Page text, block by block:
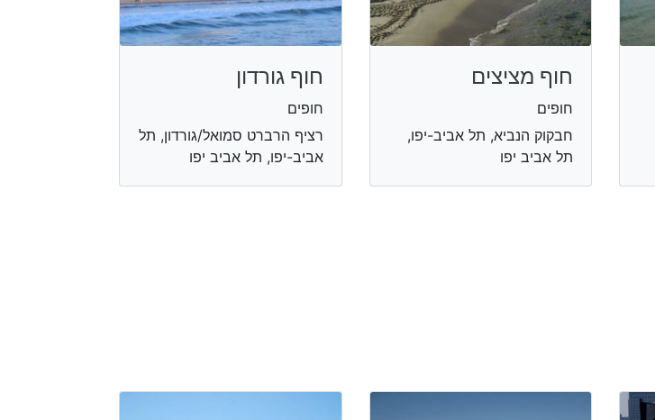
חוף מציצים
חופים
חבקוק הנביא, תל אביב-יפו,
תל אביב יפו
חוף גורדון
חופים
רציף הרברט סמואל/גורדון, תל
אביב-יפו, תל אביב יפו